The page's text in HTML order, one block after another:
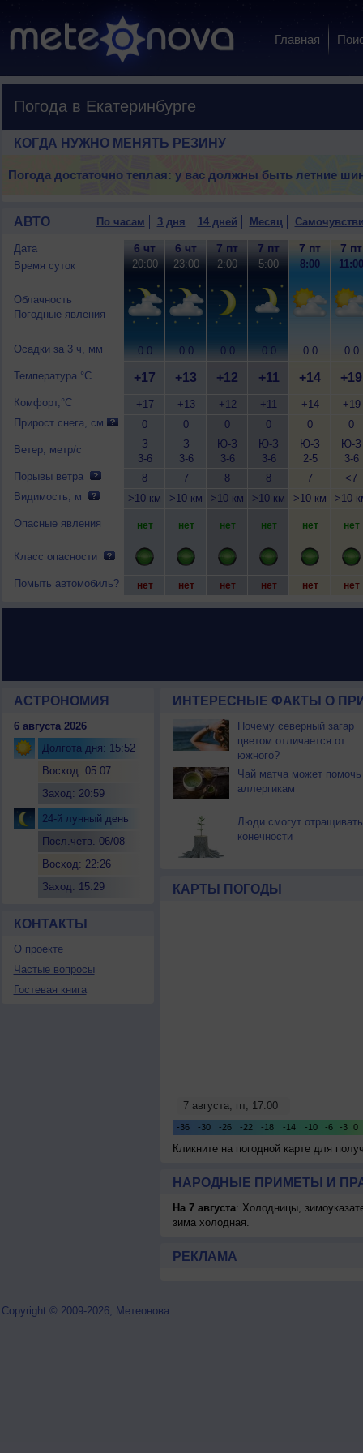
Главная
Погода в Екатеринбурге
КОГДА НУЖНО МЕНЯТЬ РЕЗИНУ
Погода достаточно теплая: у вас должны быть летние
АВТО По часам 3 дня 14 дней Месяц
Дата
Время суток
Облачность
Погодные явления
Осадки за 3 ч, мм
Температура °C
Комфорт,°C
Прирост снега, см
Ветер, метр/с
Порывы ветра
Видимость, м
Опасные явления
Класс опасности
Помыть автомобиль?
6 чт
20:00
0.0
+17
+17
0
З
3-6
8
>10 км
нет
нет
6 чт
23:00
0.0
+13
+13
0
З
3-6
7
>10 км
нет
нет
7 пт
2:00
0.0
+12
+12
0
Ю-З
3-6
8
>10 км
нет
нет
7 пт
5:00
0.0
+11
+11
0
Ю-З
3-6
8
>10 км
нет
нет
7 пт
8:00
0.0
+14
+14
0
Ю-З
2-5
7
>10 км
нет
нет
7 пт
11:00
0.0
+19
+19
0
Ю-З
3-6
<7
>10
нет
нет
АСТРОНОМИЯ
6 августа 2026
Долгота дня: 15:52
Восход: 05:07
Заход: 20:59
24-й лунный день
Посл.четв. 06/08
Восход: 22:26
Заход: 15:29
КОНТАКТЫ
О проекте
Частые вопросы
Гостевая книга
ИНТЕРЕСНЫЕ ФАКТЫ О
Почему северный загар
цветом отличается от
южного?
Чай матча может помочь
аллергикам
Люди смогут отращивать
конечности
КАРТЫ ПОГОДЫ
Кликните на погодной карте для
НАРОДНЫЕ ПРИМЕТЫ И
На 7 августа: Холодницы,
зима холодная.
РЕКЛАМА
Copyright © 2009-2026, Метеонова